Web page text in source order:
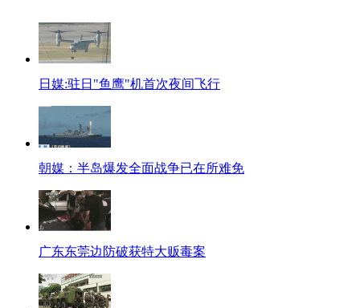
日媒:驻日"鱼鹰"机首次夜间飞行
朝媒：半岛爆发全面战争已在所难免
广东东莞边防破获特大贩毒案